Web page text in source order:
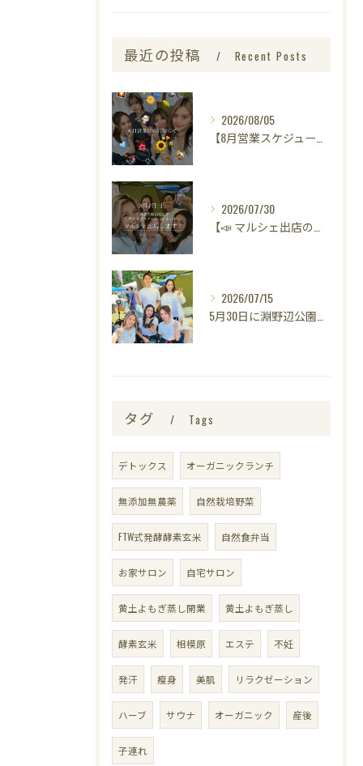
最近の投稿 Recent Posts
2026/08/05
2026/07/30
2026/07/15
タグ Tags
デトックス オーガニックランチ
無添加無農薬 自然栽培野菜
FTW式発酵酵素玄米 自然食弁当
お家サロン 自宅サロン
黄土よもぎ蒸し開業 黄土よもぎ蒸し
酵素玄米 相模原 エステ 不妊
発汗 瘦身 美肌 リラクゼーション
ハーブ サウナ オーガニック 産後
子連れ